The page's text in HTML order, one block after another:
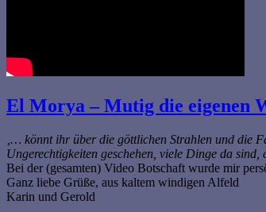
El Morya – Mutig die eigenen
‚… könnt ihr über die göttlichen Strahlen und die
Ungerechtigkeiten geschehen, viele Dinge da
Bei der (gesamten) Video Botschaft wurde mir
Ganz liebe Grüße, aus kaltem windigen Alfeld
Karin und Gerold